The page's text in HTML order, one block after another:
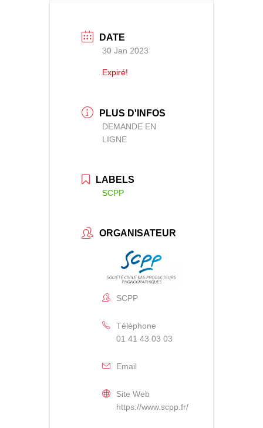
DATE
30 Jan 2023
Expiré!
PLUS D'INFOS
DEMANDE EN
LIGNE
LABELS
SCPP
ORGANISATEUR
SCPP
Téléphone
01 41 43 03 03
Email
Site Web
https://www.scpp.fr/